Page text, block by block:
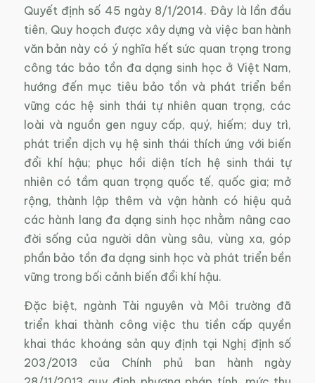
Quyết định số 45 ngày 8/1/2014. Đây là lần đầu
tiên, Quy hoạch được xây dựng và việc ban hành
văn bản này có ý nghĩa hết sức quan trọng trong
công tác bảo tồn đa dạng sinh học ở Việt Nam,
hướng đến mục tiêu bảo tồn và phát triển bền
vững các hệ sinh thái tự nhiên quan trọng, các
loài và nguồn gen nguy cấp, quý, hiếm; duy trì,
phát triển dịch vụ hệ sinh thái thích ứng với biến
đổi khí hậu; phục hồi diện tích hệ sinh thái tự
nhiên có tầm quan trọng quốc tế, quốc gia; mở
rộng, thành lập thêm và vận hành có hiệu quả
các hành lang đa dạng sinh học nhằm nâng cao
đời sống của người dân vùng sâu, vùng xa, góp
phần bảo tồn đa dạng sinh học và phát triển bền
vững trong bối cảnh biến đổi khí hậu.
Đặc biệt, ngành Tài nguyên và Môi trường đã
triển khai thành công việc thu tiền cấp quyền
khai thác khoáng sản quy định tại Nghị định số
203/2013 của Chính phủ ban hành ngày